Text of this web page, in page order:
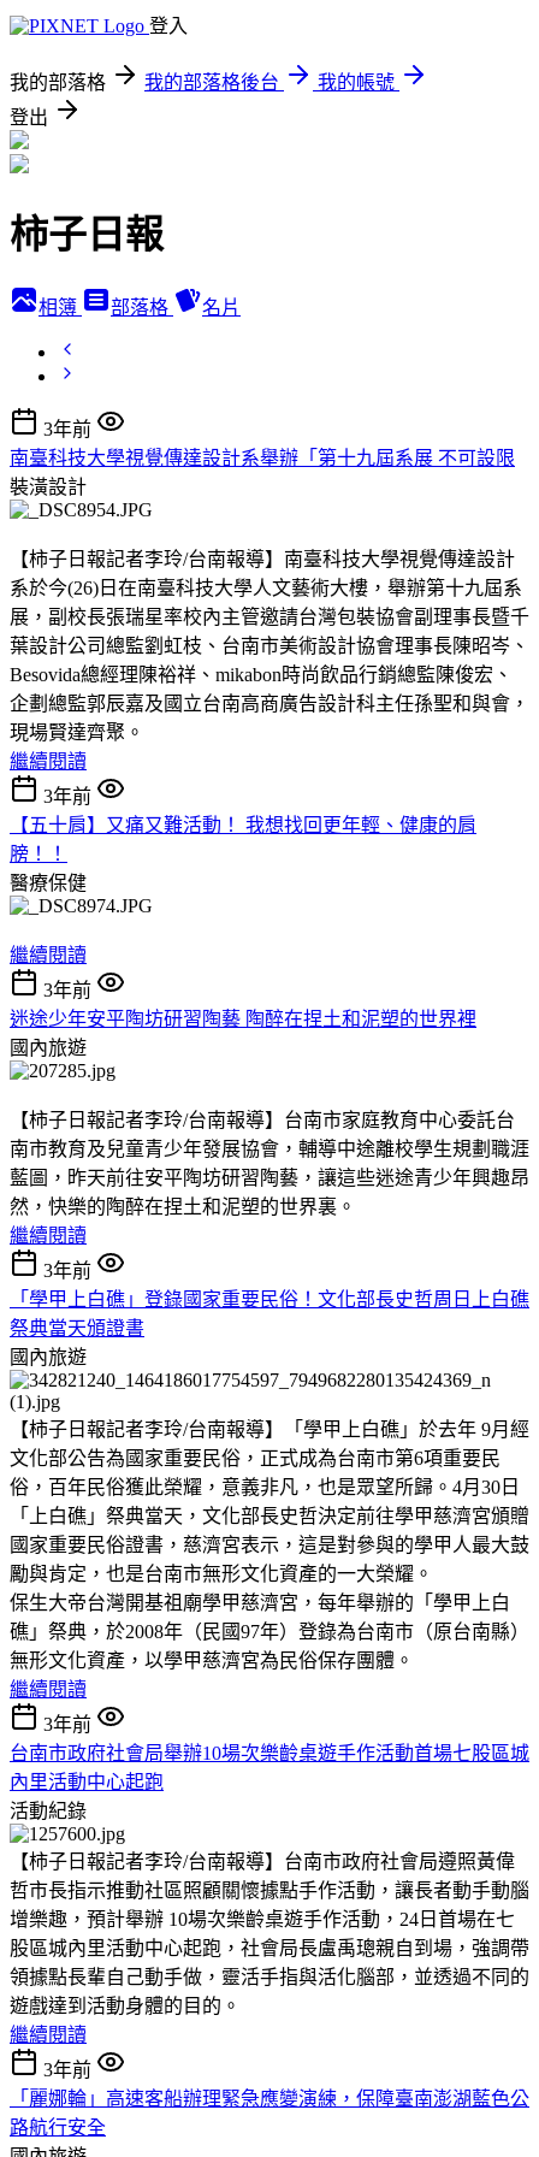
登入
我的部落格 我的部落格後台
我的帳號
登出
柿子日報
相簿 部落格 名片
3年前
南臺科技大學視覺傳達設計系舉辦「第十九屆系展 不可設限
裝潢設計
【柿子日報記者李玲/台南報導】南臺科技大學視覺傳達設計
系於今(26)日在南臺科技大學人文藝術大樓，舉辦第十九屆系
展，副校長張瑞星率校內主管邀請台灣包裝協會副理事長暨千
葉設計公司總監劉虹枝、台南市美術設計協會理事長陳昭岑、
Besovida總經理陳裕祥、mikabon時尚飲品行銷總監陳俊宏、
企劃總監郭辰嘉及國立台南高商廣告設計科主任孫聖和與會，
現場賢達齊聚。
繼續閱讀
3年前
【五十肩】又痛又難活動！ 我想找回更年輕、健康的肩
膀！！
醫療保健
繼續閱讀
3年前
迷途少年安平陶坊研習陶藝 陶醉在捏土和泥塑的世界裡
國內旅遊
【柿子日報記者李玲/台南報導】台南市家庭教育中心委託台
南市教育及兒童青少年發展協會，輔導中途離校學生規劃職涯
藍圖，昨天前往安平陶坊研習陶藝，讓這些迷途青少年興趣昂
然，快樂的陶醉在捏土和泥塑的世界裏。
繼續閱讀
3年前
「學甲上白礁」登錄國家重要民俗！文化部長史哲周日上白礁
祭典當天頒證書
國內旅遊
【柿子日報記者李玲/台南報導】「學甲上白礁」於去年 9月經
文化部公告為國家重要民俗，正式成為台南市第6項重要民
俗，百年民俗獲此榮耀，意義非凡，也是眾望所歸。4月30日
「上白礁」祭典當天，文化部長史哲決定前往學甲慈濟宮頒贈
國家重要民俗證書，慈濟宮表示，這是對參與的學甲人最大鼓
勵與肯定，也是台南市無形文化資產的一大榮耀。
保生大帝台灣開基祖廟學甲慈濟宮，每年舉辦的「學甲上白
礁」祭典，於2008年（民國97年）登錄為台南市（原台南縣）
無形文化資產，以學甲慈濟宮為民俗保存團體。
繼續閱讀
3年前
台南市政府社會局舉辦10場次樂齡桌遊手作活動首場七股區城
內里活動中心起跑
活動紀錄
【柿子日報記者李玲/台南報導】台南市政府社會局遵照黃偉
哲市長指示推動社區照顧關懷據點手作活動，讓長者動手動腦
增樂趣，預計舉辦 10場次樂齡桌遊手作活動，24日首場在七
股區城內里活動中心起跑，社會局長盧禹璁親自到場，強調帶
領據點長輩自己動手做，靈活手指與活化腦部，並透過不同的
遊戲達到活動身體的目的。
繼續閱讀
3年前
「麗娜輪」高速客船辦理緊急應變演練，保障臺南澎湖藍色公
路航行安全